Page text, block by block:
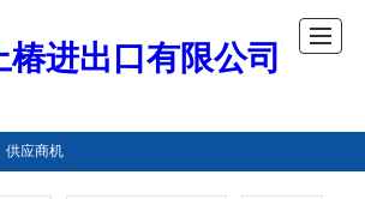
椿进出口有限公司
供应商机